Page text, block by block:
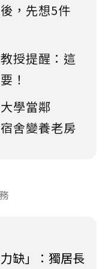
，先想5件
授提醒：這
！
學當鄰
舍變養老房
缺」：獨居長